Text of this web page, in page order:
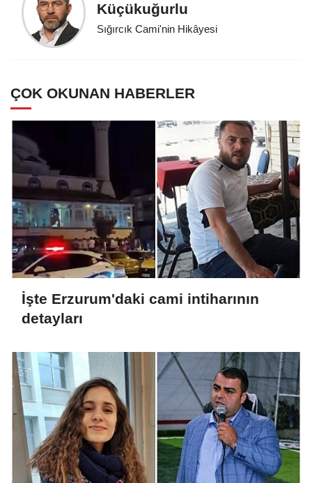
Küçükuğurlu
Sığırcık Cami'nin Hikâyesi
ÇOK OKUNAN HABERLER
İşte Erzurum'daki cami intiharının
detayları